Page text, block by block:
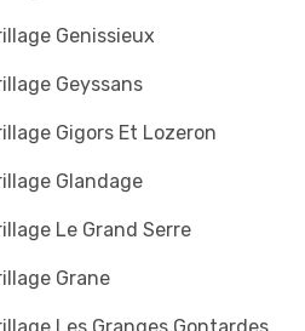
Genissieux
Geyssans
Gigors Et Lozeron
Glandage
Le Grand Serre
Grane